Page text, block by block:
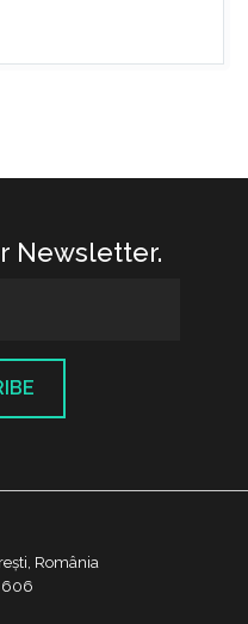
Newsletter.
România
606